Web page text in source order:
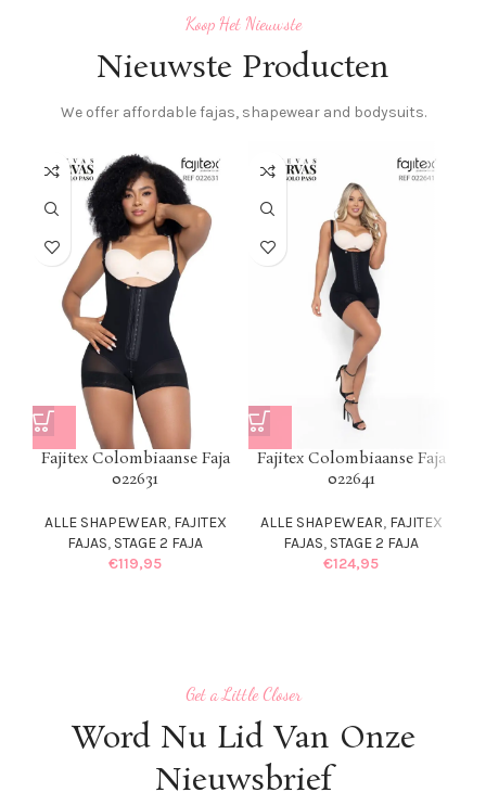
Koop Het Nieuwste
Nieuwste Producten
We offer affordable fajas, shapewear and bodysuits.
Fajitex Colombiaanse Faja
022631
ALLE SHAPEWEAR, FAJITEX
FAJAS, STAGE 2 FAJA
€119,95
Fajitex Colombiaanse Faja
022641
ALLE SHAPEWEAR, FAJITEX
FAJAS, STAGE 2 FAJA
€124,95
Get a Little Closer
Word Nu Lid Van Onze
Nieuwsbrief